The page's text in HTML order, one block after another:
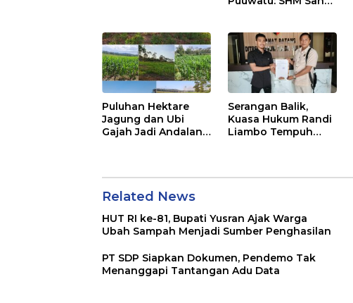
Mafia
Puluhan Hektare
Jagung dan Ubi
Gajah Jadi Andalan
Serangan Balik,
Kuasa Hukum Randi
Liambo Tempuh
Related News
HUT RI ke-81, Bupati Yusran Ajak Warga
Ubah Sampah Menjadi Sumber Penghasilan
PT SDP Siapkan Dokumen, Pendemo Tak
Menanggapi Tantangan Adu Data